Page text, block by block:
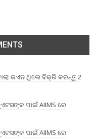
କଏନ ଥିଲେ ବିକ୍ରି କରନ୍ତୁ 2
ପାଇଁ AIIMS ରେ
ପାଇଁ AIIMS ରେ